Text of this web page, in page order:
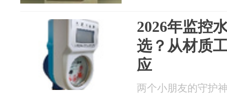
2026年监控
选？从材质
应
两个小朋友的守护